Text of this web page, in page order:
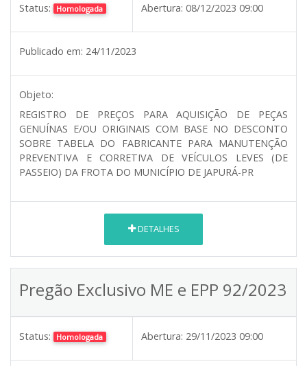
Status: Homologada Abertura: 08/12/2023 09:00
Publicado em: 24/11/2023
Objeto:
REGISTRO DE PREÇOS PARA AQUISIÇÃO DE PEÇAS
GENUÍNAS E/OU ORIGINAIS COM BASE NO DESCONTO
SOBRE TABELA DO FABRICANTE PARA MANUTENÇÃO
PREVENTIVA E CORRETIVA DE VEÍCULOS LEVES (DE
PASSEIO) DA FROTA DO MUNICÍPIO DE JAPURÁ-PR
DETALHES
Pregão Exclusivo ME e EPP 92/2023
Status: Homologada Abertura: 29/11/2023 09:00